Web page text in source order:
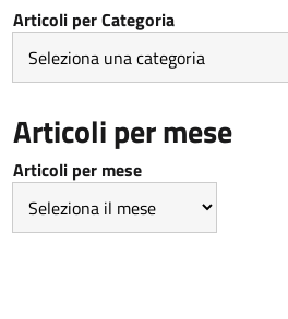
Articoli per Categoria
Articoli per mese
Articoli per mese